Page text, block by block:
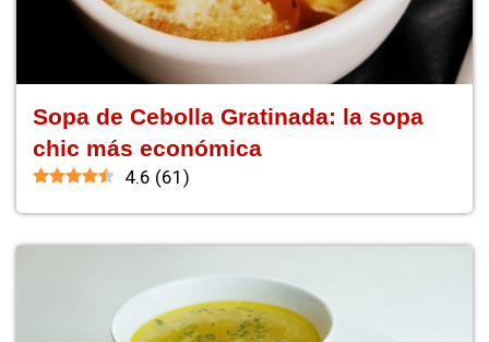
Sopa de Cebolla Gratinada: la sopa
chic más económica
4.6 (61 )